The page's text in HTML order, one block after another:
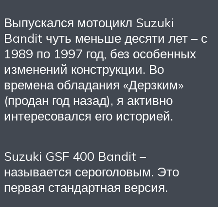
Выпускался мотоцикл Suzuki
Bandit чуть меньше десяти лет – с
1989 по 1997 год, без особенных
изменений конструкции. Во
времена обладания «Дерзким»
(продан год назад), я активно
интересовался его историей.
Suzuki GSF 400 Bandit –
называется сероголовым. Это
первая стандартная версия.